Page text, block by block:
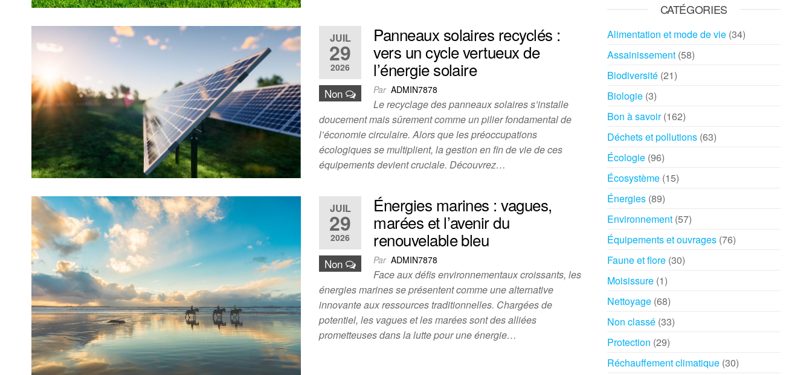
JUIL
29
2026
Non
Panneaux solaires recyclés :
vers un cycle vertueux de
l’énergie solaire
Par ADMIN7878
Le recyclage des panneaux solaires s’installe
doucement mais sûrement comme un pilier fondamental de
l’économie circulaire. Alors que les préoccupations
écologiques se multiplient, la gestion en fin de vie de ces
équipements devient cruciale. Découvrez…
JUIL
29
2026
Non
Énergies marines : vagues,
marées et l’avenir du
renouvelable bleu
Par ADMIN7878
Face aux défis environnementaux croissants, les
énergies marines se présentent comme une alternative
innovante aux ressources traditionnelles. Chargées de
potentiel, les vagues et les marées sont des alliées
prometteuses dans la lutte pour une énergie…
CATÉGORIES
Alimentation et mode de vie(34)
Assainissement(58)
Biodiversité(21)
Biologie(3)
Bon à savoir(162)
Déchets et pollutions(63)
Écologie(96)
Écosystème(15)
Énergies(89)
Environnement(57)
Équipements et ouvrages(76)
Faune et flore(30)
Moisissure(1)
Nettoyage(68)
Non classé(33)
Protection (29)
Réchauffement climatique(30)